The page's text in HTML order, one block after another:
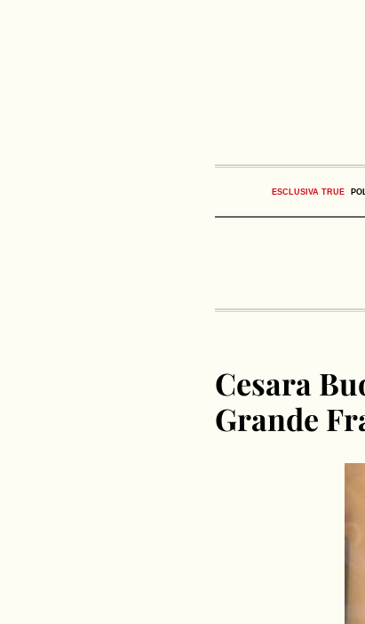
ESCLUSIVA TRUE
Cesara
Grande